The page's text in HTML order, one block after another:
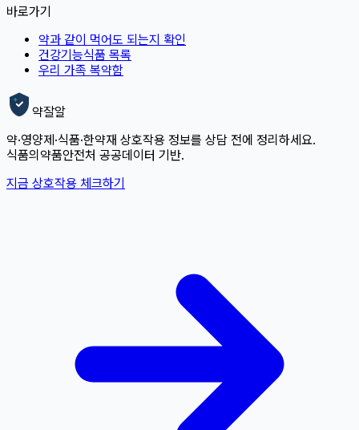
바로가기
약과 같이 먹어도 되는지 확인
건강기능식품 목록
우리 가족 복약함
약잘알
약·영양제·식품·한약재 상호작용 정보를 상담 전에 정리하세요.
식품의약품안전처 공공데이터 기반.
지금 상호작용 체크하기